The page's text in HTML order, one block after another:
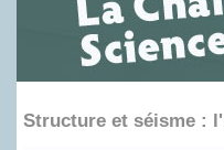
Structure et séisme :